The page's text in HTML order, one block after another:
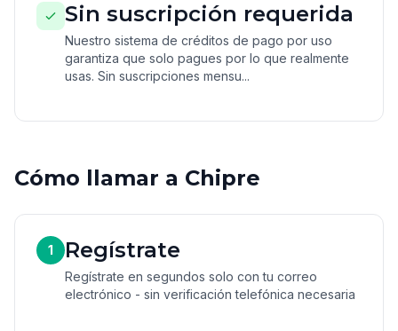
Sin suscripción requerida
Nuestro sistema de créditos de pago por uso
garantiza que solo pagues por lo que realmente
usas. Sin suscripciones mensu...
Cómo llamar a Chipre
1 Regístrate
Regístrate en segundos solo con tu correo
electrónico - sin verificación telefónica necesaria